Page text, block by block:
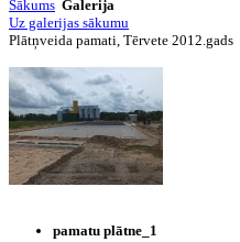
Sākums Galerija
Uz galerijas sākumu
Plātņveida pamati, Tērvete 2012.gads
pamatu plātne_1